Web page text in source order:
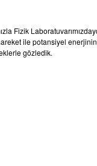
Fizik
ile potansiyel
gözledik.